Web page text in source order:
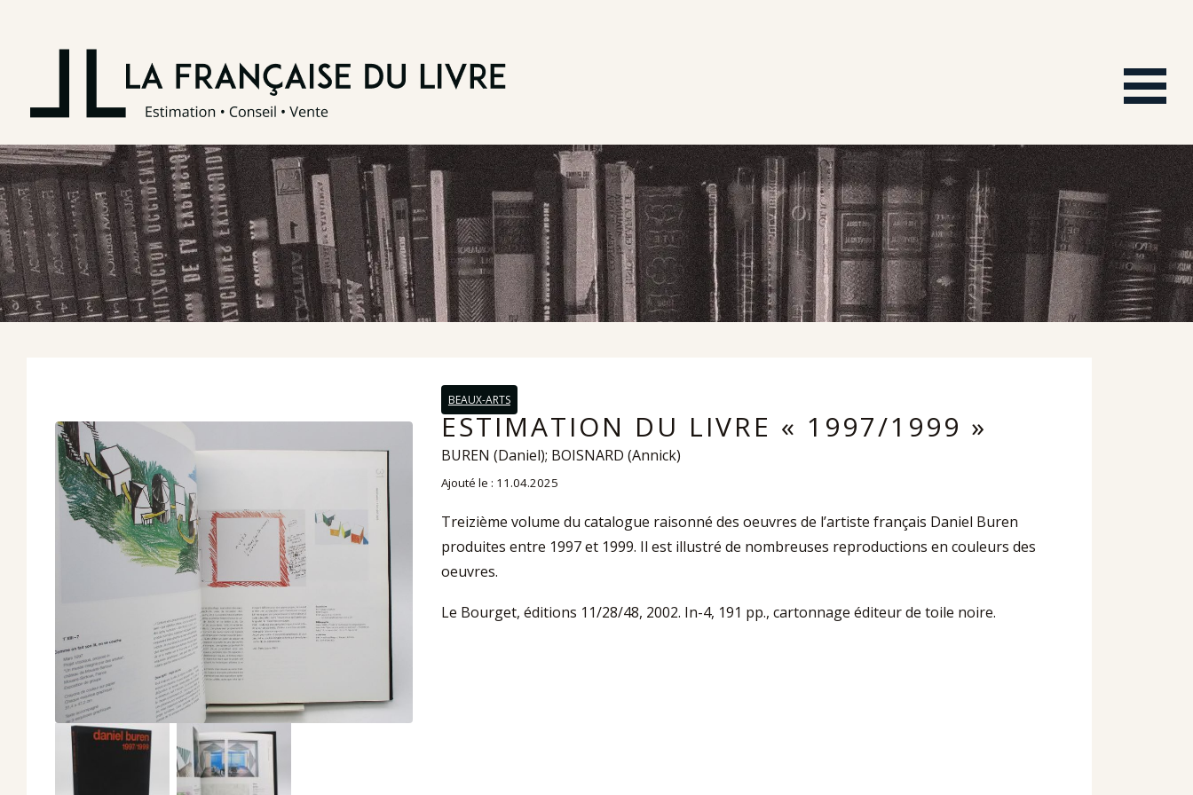
BEAUX-ARTS
ESTIMATION DU LIVRE « 1997/1999 »
BUREN (Daniel); BOISNARD (Annick)
Ajouté le : 11.04.2025
Treizième volume du catalogue raisonné des oeuvres de l’artiste français Daniel Buren
produites entre 1997 et 1999. Il est illustré de nombreuses reproductions en couleurs des
oeuvres.
Le Bourget, éditions 11/28/48, 2002. In-4, 191 pp., cartonnage éditeur de toile noire.